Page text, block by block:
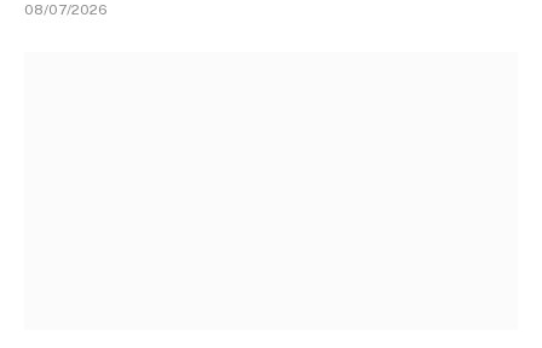
08/07/2026